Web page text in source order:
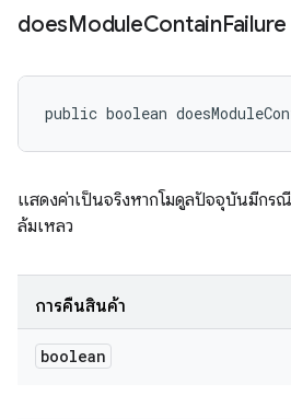
doesModuleContainFailure
public boolean
แสดงค่าเป็นจริงหากโมดูลปัจจุบันมีกร
ล้มเหลว
การคืนสินค้า
boolean